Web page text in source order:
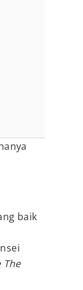
baik
The